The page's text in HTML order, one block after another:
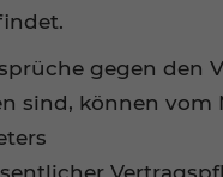
gegen den
sind, können